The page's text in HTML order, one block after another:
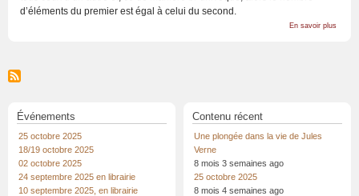
d’éléments du premier est égal à celui du second.
En savoir plus
Événements
25 octobre 2025
18/19 octobre 2025
02 octobre 2025
24 septembre 2025 en librairie
10 septembre 2025, en librairie
Contenu récent
Une plongée dans la vie de Jules
Verne
8 mois 3 semaines ago
25 octobre 2025
8 mois 4 semaines ago